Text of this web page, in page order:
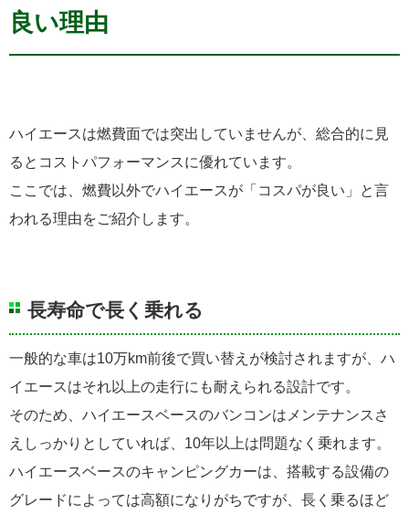
良い理由
ハイエースは燃費面では突出していませんが、総合的に見
るとコストパフォーマンスに優れています。
ここでは、燃費以外でハイエースが「コスパが良い」と言
われる理由をご紹介します。
長寿命で長く乗れる
一般的な車は10万km前後で買い替えが検討されますが、ハ
イエースはそれ以上の走行にも耐えられる設計です。
そのため、ハイエースベースのバンコンはメンテナンスさ
えしっかりとしていれば、10年以上は問題なく乗れます。
ハイエースベースのキャンピングカーは、搭載する設備の
グレードによっては高額になりがちですが、長く乗るほど